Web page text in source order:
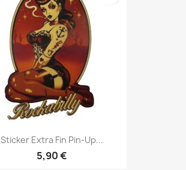
Sticker Extra Fin Pin-Up...
5,90 €